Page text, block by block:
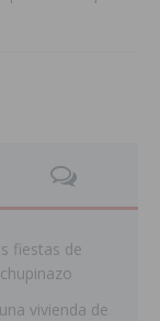
fiestas de
vivienda de